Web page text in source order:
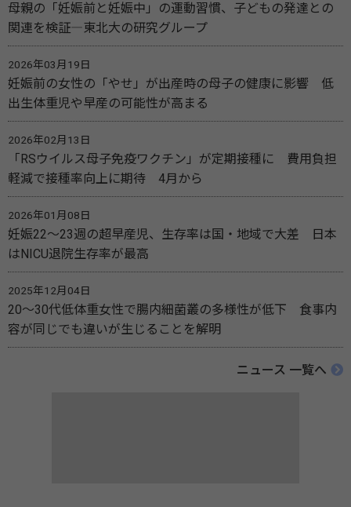
母親の「妊娠前と妊娠中」の運動習慣、子どもの発達との
関連を検証―東北大の研究グループ
2026年03月19日
妊娠前の女性の「やせ」が出産時の母子の健康に影響 低
出生体重児や早産の可能性が高まる
2026年02月13日
「RSウイルス母子免疫ワクチン」が定期接種に 費用負担
軽減で接種率向上に期待 4月から
2026年01月08日
妊娠22〜23週の超早産児、生存率は国・地域で大差 日本
はNICU退院生存率が最高
2025年12月04日
20～30代低体重女性で腸内細菌叢の多様性が低下 食事内
容が同じでも違いが生じることを解明
ニュース 一覧へ